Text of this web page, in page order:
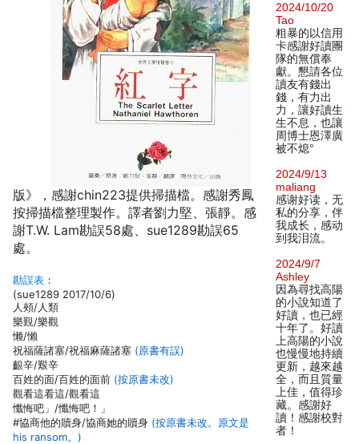
版》，感謝chin223提供掃描檔。感謝秀鳳
按掃描檔整理製作。譯者劉力堅、張靜。感
謝T.W. Lam勘誤58處、sue1289勘誤65
處。
勘誤表 ：
(sue1289 2017/10/6)
人頰/人類
樂覲/樂觀
懒/懶
祝福薩諸塞/祝福麻薩諸塞 (原書有誤)
齦辛/艱辛
百姓的面/百姓的面前 (按原書未改)
觀看這看這/觀看這
懺悔吧」/懺悔吧！」
#協商他的贖身/協商她的贖身 (按原書未改。原文是
his ransom。)
2024/10/20
Tao
粗暴的以信用
卡感謝好讀團
隊的無償奉
獻。懇請各位
讀友有錢出
錢，有力出
力，讓好讀生
生不息，也讓
周博士恩澤廣
被不熄°
2024/9/13
maliang
感谢好读，无
私的分享，伴
我成长，感动
到我泪流。
2024/9/7
Ashley
因為尋找高陽
的小說知道了
好讀，也已經
十年了。好讀
上高陽的小說
也慢慢地持續
更新，越來越
全，而且質量
上佳，值得珍
藏。感謝好
讀！感謝校對
者！